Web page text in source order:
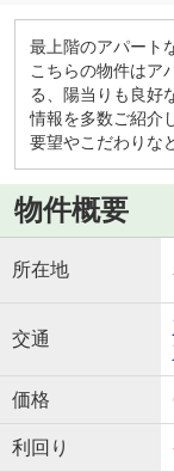
最上階のアパート
こちらの物件はア
る、陽当りも良好
情報を多数ご紹介
要望やこだわりな
物件概要
所在地
交通
価格
利回り